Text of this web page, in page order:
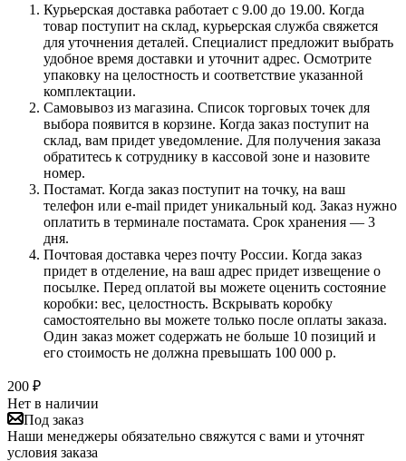
Курьерская доставка работает с 9.00 до 19.00. Когда
товар поступит на склад, курьерская служба свяжется
для уточнения деталей. Специалист предложит выбрать
удобное время доставки и уточнит адрес. Осмотрите
упаковку на целостность и соответствие указанной
комплектации.
Самовывоз из магазина. Список торговых точек для
выбора появится в корзине. Когда заказ поступит на
склад, вам придет уведомление. Для получения заказа
обратитесь к сотруднику в кассовой зоне и назовите
номер.
Постамат. Когда заказ поступит на точку, на ваш
телефон или e-mail придет уникальный код. Заказ нужно
оплатить в терминале постамата. Срок хранения — 3
дня.
Почтовая доставка через почту России. Когда заказ
придет в отделение, на ваш адрес придет извещение о
посылке. Перед оплатой вы можете оценить состояние
коробки: вес, целостность. Вскрывать коробку
самостоятельно вы можете только после оплаты заказа.
Один заказ может содержать не больше 10 позиций и
его стоимость не должна превышать 100 000 р.
200 ₽
Нет в наличии
Под заказ
Наши менеджеры обязательно свяжутся с вами и уточнят
условия заказа